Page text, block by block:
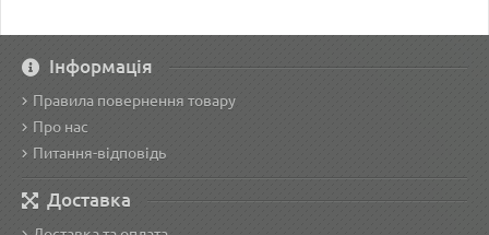
Інформація
Правила повернення товару
Про нас
Питання-відповідь
Доставка